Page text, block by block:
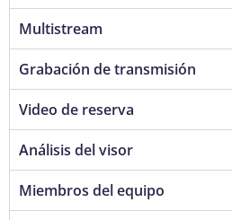
Multistream
Grabación de transmisión
Video de reserva
Análisis del visor
Miembros del equipo